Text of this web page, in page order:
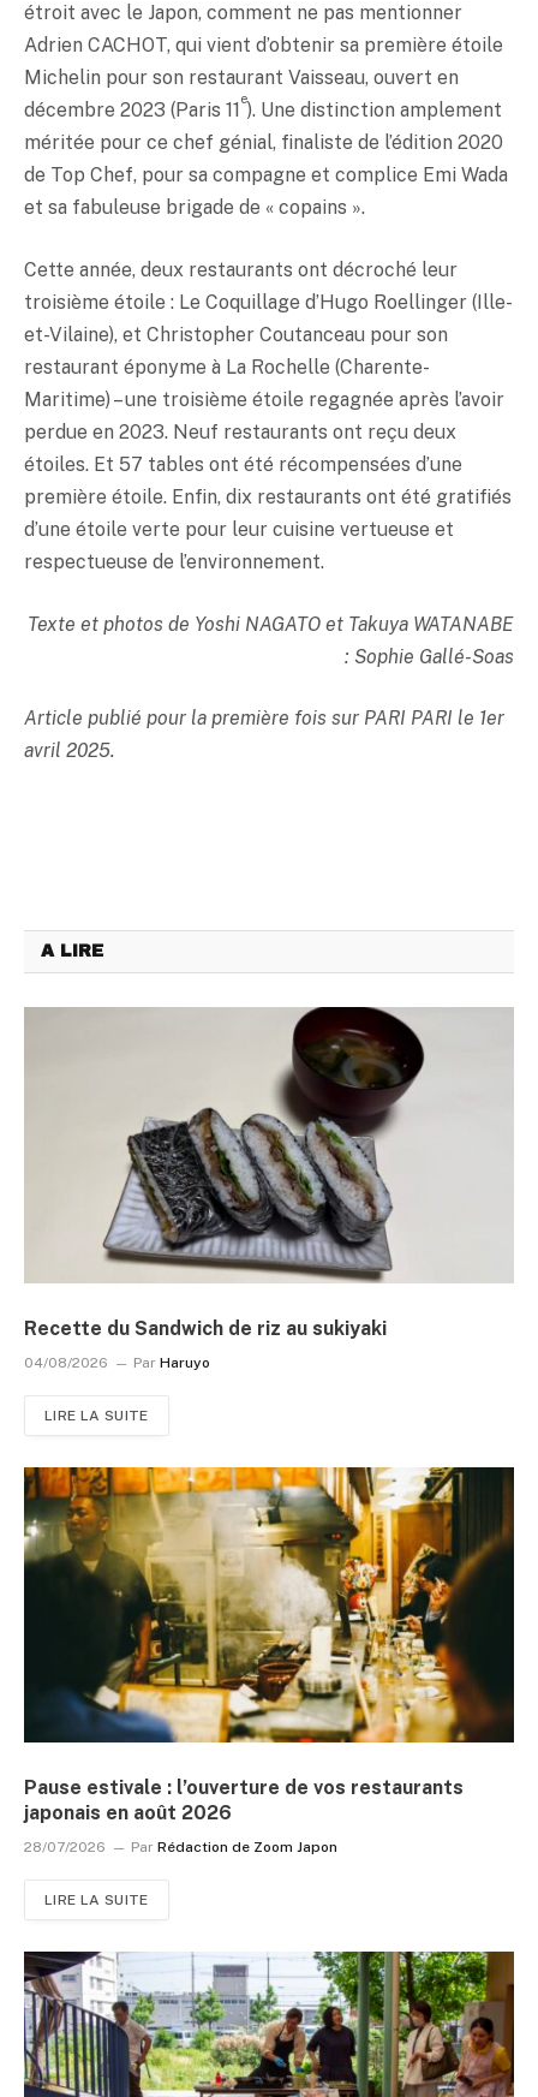
étroit avec le Japon, comment ne pas mentionner
Adrien CACHOT, qui vient d’obtenir sa première étoile
Michelin pour son restaurant Vaisseau, ouvert en
décembre 2023 (Paris 11
e
). Une distinction amplement
méritée pour ce chef génial, finaliste de l’édition 2020
de Top Chef, pour sa compagne et complice Emi Wada
et sa fabuleuse brigade de « copains ».
Cette année, deux restaurants ont décroché leur
troisième étoile : Le Coquillage d’Hugo Roellinger (Ille-
et-Vilaine), et Christopher Coutanceau pour son
restaurant éponyme à La Rochelle (Charente-
Maritime) – une troisième étoile regagnée après l’avoir
perdue en 2023. Neuf restaurants ont reçu deux
étoiles. Et 57 tables ont été récompensées d’une
première étoile. Enfin, dix restaurants ont été gratifiés
d’une étoile verte pour leur cuisine vertueuse et
respectueuse de l’environnement.
Texte et photos de Yoshi NAGATO et Takuya WATANABE
: Sophie Gallé-Soas
Article publié pour la première fois sur PARI PARI le 1er
avril 2025.
A LIRE
Recette du Sandwich de riz au sukiyaki
04/08/2026 Par Haruyo
LIRE LA SUITE
Pause estivale : l’ouverture de vos restaurants
japonais en août 2026
28/07/2026 Par Rédaction de Zoom Japon
LIRE LA SUITE